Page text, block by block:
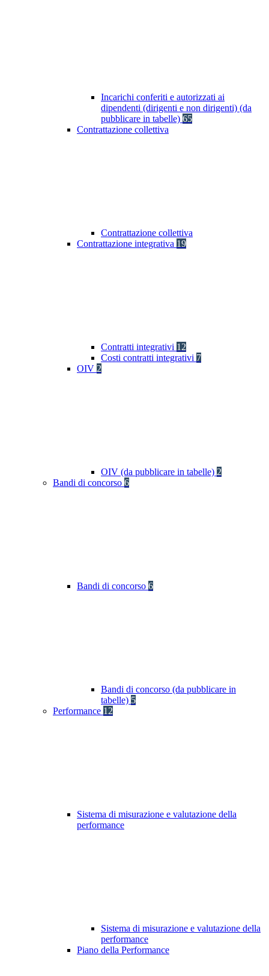
Incarichi conferiti e autorizzati ai
dipendenti (dirigenti e non dirigenti) (da
pubblicare in tabelle) 65
Contrattazione collettiva
Contrattazione collettiva
Contrattazione integrativa 19
Contratti integrativi 12
Costi contratti integrativi 7
OIV 2
OIV (da pubblicare in tabelle) 2
Bandi di concorso 6
Bandi di concorso 6
Bandi di concorso (da pubblicare in
tabelle) 5
Performance 12
Sistema di misurazione e valutazione della
performance
Sistema di misurazione e valutazione della
performance
Piano della Performance